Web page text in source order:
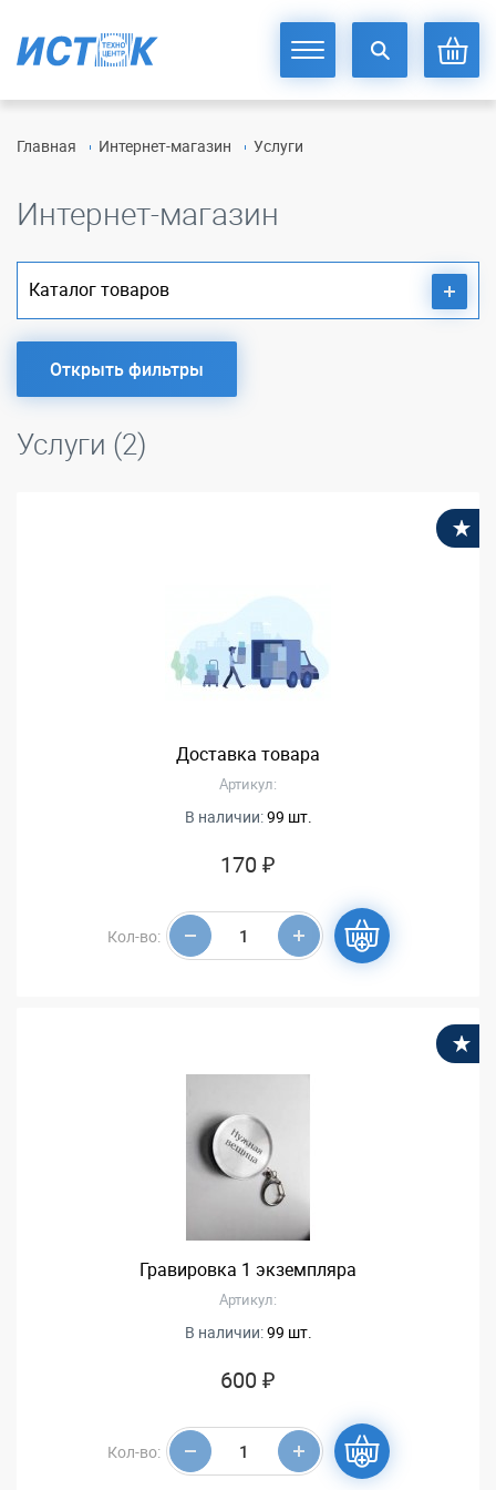
Главная Интернет-магазин Услуги
Интернет-магазин
Каталог товаров
Открыть фильтры
Услуги (2)
Доставка товара
Артикул:
В наличии:99 шт.
170 ₽
Кол-во:
Гравировка 1 экземпляра
Артикул:
В наличии:99 шт.
600 ₽
Кол-во: